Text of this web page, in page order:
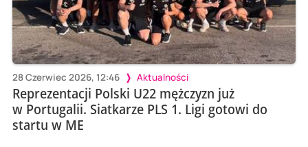
28 Czerwiec 2026, 12:46 Aktualności
Reprezentacji Polski U22 mężczyzn już
w Portugalii. Siatkarze PLS 1. Ligi gotowi do
startu w ME